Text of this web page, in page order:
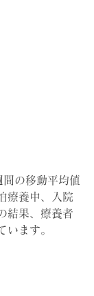
の移動平均値
療養中、入院
結果、療養者
います。